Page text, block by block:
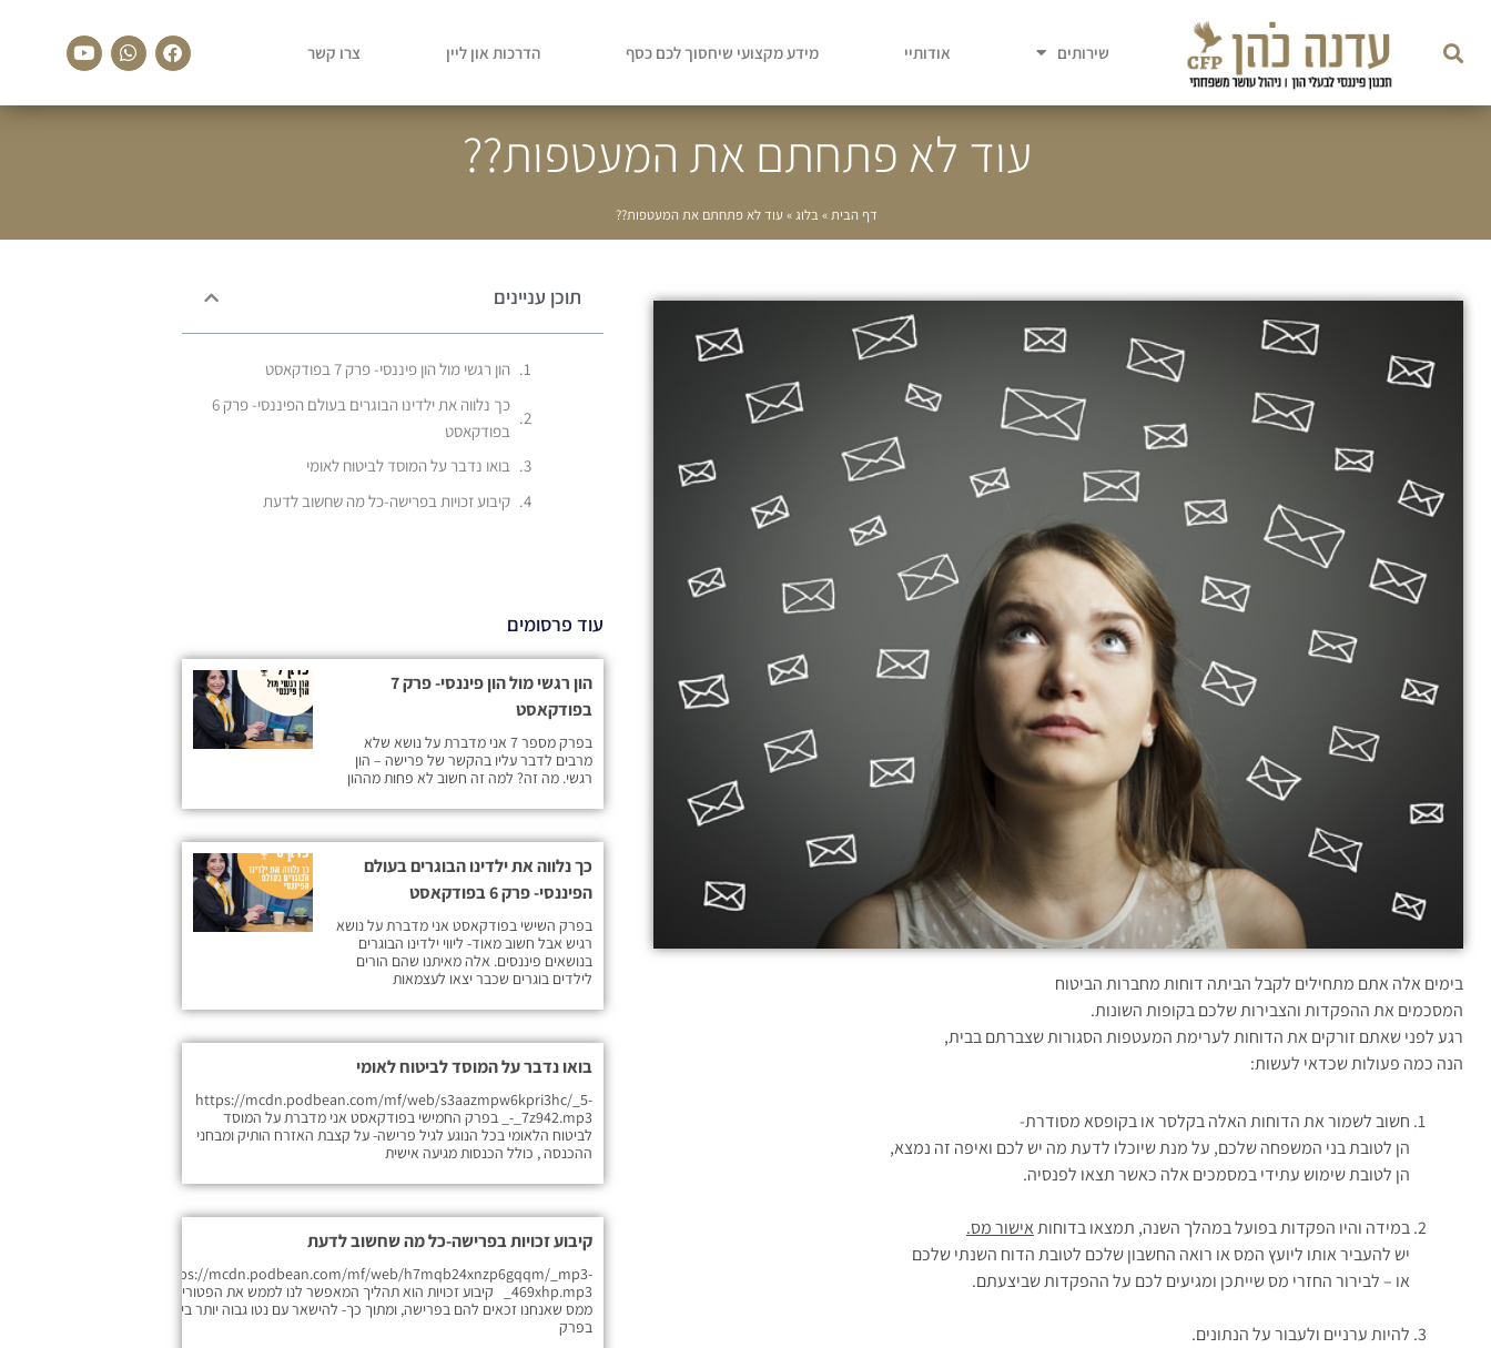
שירותים אודותיי מידע מקצועי שיחסוך לכם כסף הדרכות און ליין צרו קשר Facebook
Whatsapp
Youtube
עוד לא פתחתם את המעטפות??
דף הבית»בלוג» עוד לא פתחתם את המעטפות??
בימים אלה אתם מתחילים לקבל הביתה דוחות מחברות הביטוח
המסכמים את ההפקדות והצבירות שלכם בקופות השונות.
רגע לפני שאתם זורקים את הדוחות לערימת המעטפות הסגורות שצברתם בבית,
הנה כמה פעולות שכדאי לעשות:
חשוב לשמור את הדוחות האלה בקלסר או בקופסא מסודרת-
הן לטובת בני המשפחה שלכם, על מנת שיוכלו לדעת מה יש לכם ואיפה זה נמצא,
הן לטובת שימוש עתידי במסמכים אלה כאשר תצאו לפנסיה.
במידה והיו הפקדות בפועל במהלך השנה, תמצאו בדוחותאישור מס.
יש להעביר אותו ליועץ המס או רואה החשבון שלכם לטובת הדוח השנתי שלכם
או – לבירור החזרי מס שייתכן ומגיעים לכם על ההפקדות שביצעתם.
להיות ערניים ולעבור על הנתונים.
תוכן עניינים
הון רגשי מול הון פיננסי- פרק 7 בפודקאסט
כך נלווה את ילדינו הבוגרים בעולם הפיננסי- פרק 6
בפודקאסט
בואו נדבר על המוסד לביטוח לאומי
קיבוע זכויות בפרישה-כל מה שחשוב לדעת
עוד פרסומים
הון רגשי מול הון פיננסי- פרק 7
בפודקאסט
בפרק מספר 7 אני מדברת על נושא שלא
מרבים לדבר עליו בהקשר של פרישה – הון
רגשי. מה זה? למה זה חשוב לא פחות מההון
כך נלווה את ילדינו הבוגרים בעולם
הפיננסי- פרק 6 בפודקאסט
בפרק השישי בפודקאסט אני מדברת על נושא
רגיש אבל חשוב מאוד- ליווי ילדינו הבוגרים
בנושאים פיננסים. אלה מאיתנו שהם הורים
לילדים בוגרים שכבר יצאו לעצמאות
בואו נדבר על המוסד לביטוח לאומי
https://mcdn.podbean.com/mf/web/s3aazmpw6kpri3hc/_5-
_-_7z942.mp3 בפרק החמישי בפודקאסט אני מדברת על המוסד
לביטוח הלאומי בכל הנוגע לגיל פרישה- על קצבת האזרח הותיק ומבחני
ההכנסה , כולל הכנסות מגיעה אישית
קיבוע זכויות בפרישה-כל מה שחשוב לדעת
https://mcdn.podbean.com/mf/web/h7mqb24xnzp6gqqm/_mp3-
_469xhp.mp3 קיבוע זכויות הוא תהליך המאפשר לנו לממש את הפטורים
ממס שאנחנו זכאים להם בפרישה, ומתוך כך- להישאר עם נטו גבוה יותר ביד.
בפרק